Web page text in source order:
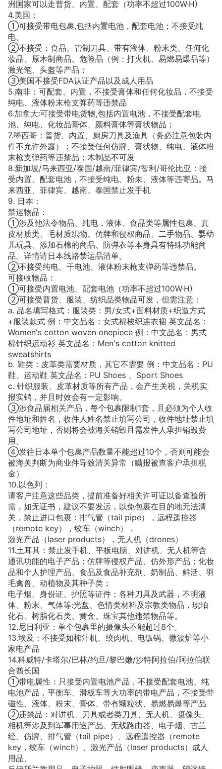
洲国家可以走普货、内置、配套（功率不超过100W·H)
4.美国：
①可接受带电包裹,包括内置电池，配套电池；不接受纯
电。
②不接受：食品、管制刀具、带有液体、粉末类、任何化
妆品、原木制商品、危险品（例：打火机、易燃易爆品等）
激光笔、头盔等产品；
③美国不接受FDA认证产品以及成人用品
5.南非：可配套、内置，不接受膏体和任何化妆品，不接受
纯电、液体粉末枪支弹药等违禁品
6.加拿大:可接受带电货物,包括内置电池，不接受配套电
池、纯电、化妆品膏体、颜料膏体等膏状物品；
7.墨西哥：普货、内置、厨房刀具及渔具（务必注意包装内
件不允许外露）；不接受任何仿牌、膏状物、纯电、液体粉
末枪支弹药等违禁品；木制品不可发
8.新加坡/马来西亚/泰国/越南/菲律宾/智利/哥伦比亚：接
受内置、配套电池，不接受纯电、粉未、液体等违寄品。马
来西亚、菲律宾、越南、泰国禁止发手机
9. 日本：
禁运物品：
①涉及他法令物品、纯电，液体、食品类等属性包裹、真
皮材质类、毛材质织物、仿牌和侵权商品、二手物品、婴幼
儿玩具、添加石棉的商品、防弹衣等本身具有特殊功能商
品。详情请日本线路禁运品清单。
②不接受纯电、干电池、液体粉末枪支弹药等违禁品。
可接收物品：
①可接受内置电池、配套电池（功率不超过100W·H)
②可接受普货、服装、纺织品类物品可发，但需注意：
a. 品名填写格式：服装类：男/女式+面料材质+织造方式
+服装款式 例：中文品名：女式棉梭织连衣裙 英文品名：
Women's cotton woven onepiece 例：中文品名：男式
棉针织运动衫 英文品名：Men's cotton knitted
sweatshirts
b. 鞋类：皮革类需要材质，其它不需要 例：中文品名：PU
鞋、运动鞋 英文品名：PU Shoes 、Sport Shoes
c. 针织服装、皮革材质等所有产品，会产生关税，关税实
报实销，并且时效会有一定影响。
③涉食品届相关产品，每个包裹限制1套，且必须为个人收
件地址和姓名，收件人姓名禁止填写公司，收件地址禁止填
写公司地址，否则将会被海关销毁且需发件人承担销毁费
用。
④发往日本单个包裹产品数量不能超过10个，否则可能会
被海关判断为商业件导致清关异常（瞒报被查客户承担税
金）
10.以色列：
请客户注意这些品类，提前准备好相关许可证以备查验所
需，如无证书，建议不要发运，以免包裹在目的地无法清
关，禁止进口包裹：排气管（tail pipe），远程遥控器
（remote key），绞车（winch），
激光产品（laser products），无人机（drones）
11.土耳其：禁止发手机、平板电脑、对讲机、无人机等含
通讯功能的电子产品；仿牌等侵权产品、仿外形产品；化妆
品和个人护理产品、食品及食品补充剂、奶制品、鲜活、羽
毛禽兽、动植物及其种子类；
电子烟、身份证、护照等证件；各种刀具及武器，不明液
体、粉末、气体等:光盘、色情类材料及宗教类物品，琥珀
化石、树脂化石类、黄金、珠宝其他违禁物品等。
12.尼日利亚：单个包裹里的摄像头不能超过8个。
13.埃及：不接受如榨汁机、绞肉机、电饭锅、微波炉等小
家电产品
14.科威特/卡塔尔/巴林/约旦/黎巴嫩/沙特阿拉伯/阿拉伯联
合酋长国
①带电属性：只接受内置电池产品，不接受配套电池、纯
电池产品，平衡车、滑板车等大功率的带电产品，不接受带
磁性、液体、粉末、膏体、带有颗粒状、易燃易爆等产品
②违禁品：对讲机、刀具或者类刀具、无人机、摄像头、
相机等涉及到军事用途产品、无线路由器、电子烟、古兰
经、仿牌、排气管（tail pipe）、远程遥控器（remote
key，绞车（winch）、激光产品（laser products）成人
用品、